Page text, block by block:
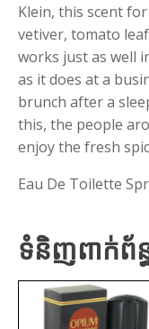
Klein, this scent
vetiver, tomato
works just as well
as it does at a
brunch after a
this, the people
enjoy the fresh
Eau De Toilette
ទំនិញពាក់ព័ន្